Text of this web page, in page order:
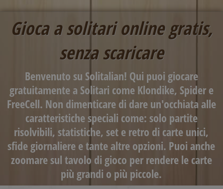
Gioca a solitari online gratis,
senza scaricare
Benvenuto su Solitalian! Qui puoi giocare
gratuitamente a Solitari come Klondike, Spider e
FreeCell. Non dimenticare di dare un'occhiata alle
caratteristiche speciali come: solo partite
risolvibili, statistiche, set e retro di carte unici,
sfide giornaliere e tante altre opzioni. Puoi anche
zoomare sul tavolo di gioco per rendere le carte
più grandi o più piccole.